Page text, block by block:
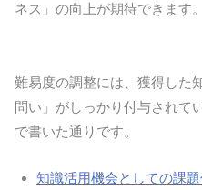
ネス」の向上が期待できます。
難易度の調整には、獲得した
問い」がしっかり付与されて
で書いた通りです。
知識活用機会としての課